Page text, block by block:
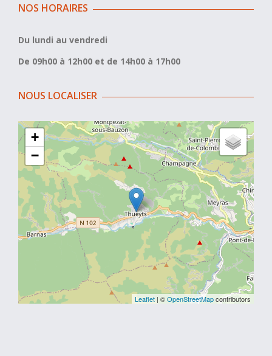
NOS HORAIRES
Du lundi au vendredi
De 09h00 à 12h00 et de 14h00 à 17h00
NOUS LOCALISER
+
−
Leaflet | ©OpenStreetMapcontributors